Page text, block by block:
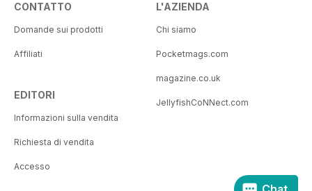
CONTATTO
Domande sui prodotti
Affiliati
EDITORI
Informazioni sulla vendita
Richiesta di vendita
Accesso
L'AZIENDA
Chi siamo
Pocketmags.com
magazine.co.uk
JellyfishCoNNect.com